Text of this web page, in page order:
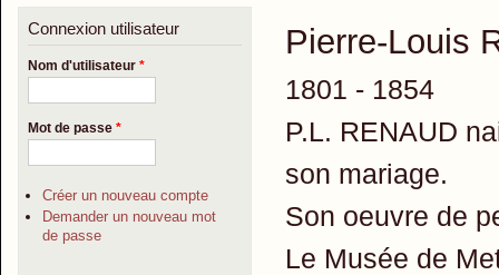
Connexion utilisateur
Nom d'utilisateur *
Mot de passe *
Créer un nouveau compte
Demander un nouveau mot
de passe
Pierre-Louis
1801 - 1854
P.L. RENAUD
son mariage.
Son oeuvre de
Le Musée de